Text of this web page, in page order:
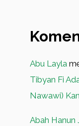
Abu Layla
Tibyan Fi
Nawawi)
Abah Hanun